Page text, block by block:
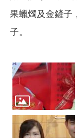
果蠟燭及金鏟子
子。